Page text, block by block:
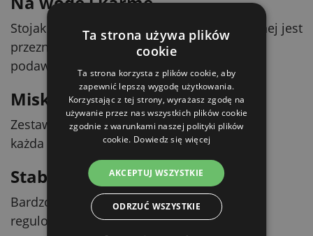
Stojak z dwiema miskami ze stali nierdzewnej jest
przeznaczony dla psów i sprawdzi się do
podawania zarówno wody, jak i karmy.
Miski nierdzewne na stojaku
Zestaw składa się ze stojaka i dwóch misek;
każda miska ma pojemność 2800 ml.
Stabilność i dopasowanie
Bardzo stabilną konstrukcję uzupełniają
regulowane na wysokość plastikowe nóżki.
Ta strona używa plików
cookie
Ta strona korzysta z plików cookie, aby
zapewnić lepszą wygodę użytkowania.
Korzystając z tej strony, wyrażasz zgodę na
używanie przez nas wszystkich plików cookie
zgodnie z warunkami naszej polityki plików
cookie. Dowiedz się więcej
AKCEPTUJ WSZYSTKIE
ODRZUĆ WSZYSTKIE